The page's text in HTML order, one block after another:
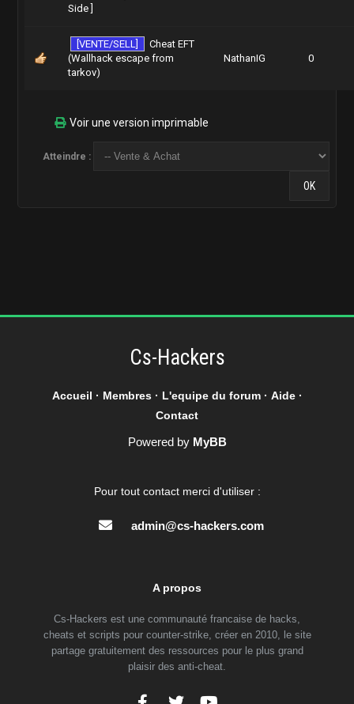
Side ]
[VENTE/SELL]
Cheat EFT
(Wallhack escape from
tarkov)
NathanIG 0
Voir une version imprimable
Atteindre :
Cs-Hackers
Accueil · Membres· L'equipe du forum· Aide·
Contact
Powered by MyBB
Pour tout contact merci d'utiliser :
admin@cs-hackers.com
A propos
Cs-Hackers est une communauté francaise de hacks,
cheats et scripts pour counter-strike, créer en 2010, le site
partage gratuitement des ressources pour le plus grand
plaisir des anti-cheat.